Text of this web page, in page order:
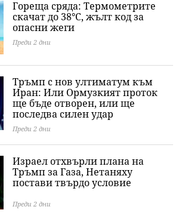
Гореща сряда: Термометрите
скачат до 38°C, жълт код за
опасни жеги
Преди 2 дни
Тръмп с нов ултиматум към
Иран: Или Ормузкият проток
ще бъде отворен, или ще
последва силен удар
Преди 2 дни
Израел отхвърли плана на
Тръмп за Газа, Нетаняху
постави твърдо условие
Преди 2 дни